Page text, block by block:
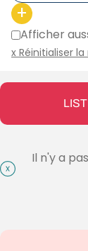
+
Afficher
x Réinitialiser
Il n'y a